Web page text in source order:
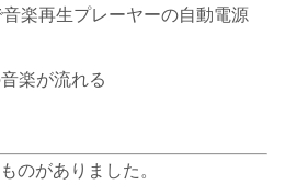
楽再生プレーヤーの自動電源
楽が流れる
のがありました。